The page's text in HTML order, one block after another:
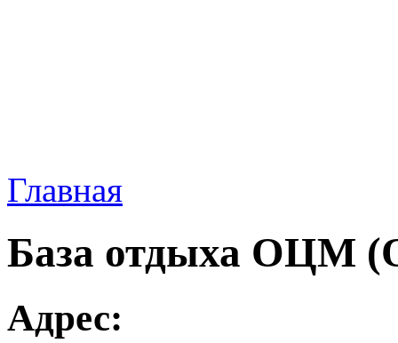
Главная
База отдыха ОЦМ
Адрес: